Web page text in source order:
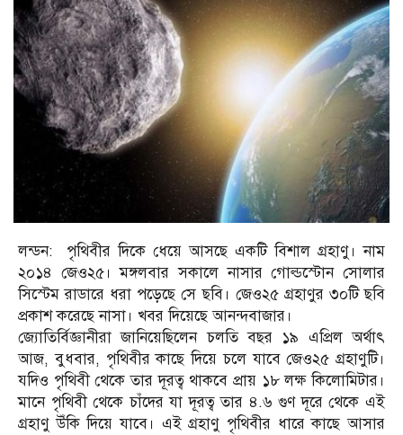
লন্ডন: পৃথিবীর দিকে ধেয়ে আসছে একটি বিশাল গ্রহাণু। নাম
২০১৪ জেও২৫। মঙ্গলবার সকালে নাসার গোল্ডস্টোন সোলার
সিস্টেম রাডারে ধরা পড়েছে সে ছবি। জেও২৫ গ্রহাণুর ৩০টি ছবি
প্রকাশ করেছে নাসা। খবর দিয়েছে আনন্দবাজার।
জ্যোতির্বিজ্ঞানীরা জানিয়েছিলেন চলতি বছর ১৯ এপ্রিল অর্থাৎ
আজ, বুধবার, পৃথিবীর কাছে দিয়ে চলে যাবে জেও২৫ গ্রহাণুটি।
যদিও পৃথিবী থেকে তার দূরত্ব থাকবে প্রায় ১৮ লক্ষ কিলোমিটার।
মানে পৃথিবী থেকে চাঁদের যা দূরত্ব তার ৪.৬ গুণ দূরে থেকে এই
গ্রহাণু উঁকি দিয়ে যাবে। এই গ্রহাণু পৃথিবীর ধারে কাছে আসার